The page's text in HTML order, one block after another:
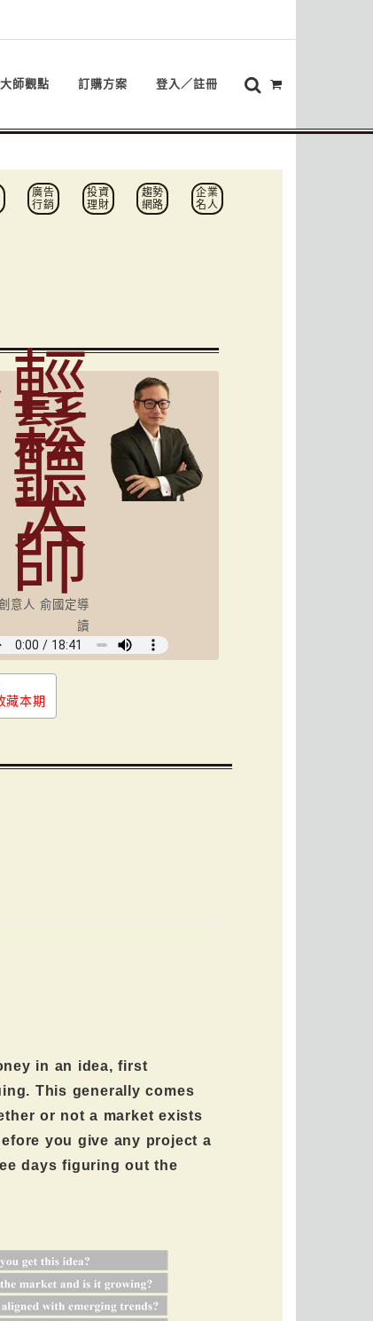
大師觀點 訂購方案 登入／註冊
廣告
行銷
投資
理財
趨勢
網路
企業
名人
輕
鬆
聽
大
師
意人 俞國定導
讀
藏本期
in an idea, first
This generally comes
or not a market exists
you give any project a
days figuring out the